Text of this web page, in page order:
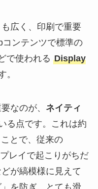
広く、印刷で重要
コンテンツで標準の
で使われる Display
。
なのが、 ネイティ
る点です。これは約
とで、従来の
レイで起こりがちだ
が縞模様に見えて